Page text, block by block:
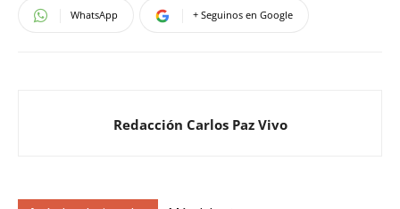
WhatsApp + Seguinos en Google
Redacción Carlos Paz Vivo